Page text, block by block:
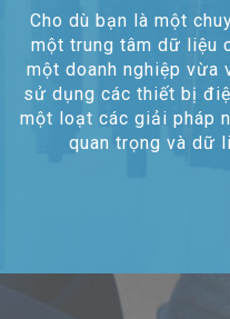
Cho dù bạn là một
một trung tâm dữ liệu
một doanh nghiệp vừa
sử dụng các thiết bị
một loạt các giải pháp
quan trọng và dữ